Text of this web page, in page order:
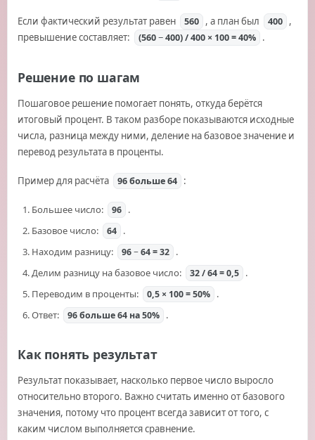
Если фактический результат равен 560 , а план был 400 ,
превышение составляет:
(560 − 400) / 400 × 100 = 40% .
Решение по шагам
Пошаговое решение помогает понять, откуда берётся
итоговый процент. В таком разборе показываются исходные
числа, разница между ними, деление на базовое значение и
перевод результата в проценты.
Пример для расчёта 96 больше 64 :
Большее число: 96 .
Базовое число:
64 .
Находим разницу:
96 − 64 = 32 .
Делим разницу на базовое число:
32 / 64 = 0,5 .
Переводим в проценты:
0,5 × 100 = 50% .
Ответ:
96 больше 64 на 50% .
Как понять результат
Результат показывает, насколько первое число выросло
относительно второго. Важно считать именно от базового
значения, потому что процент всегда зависит от того, с
каким числом выполняется сравнение.